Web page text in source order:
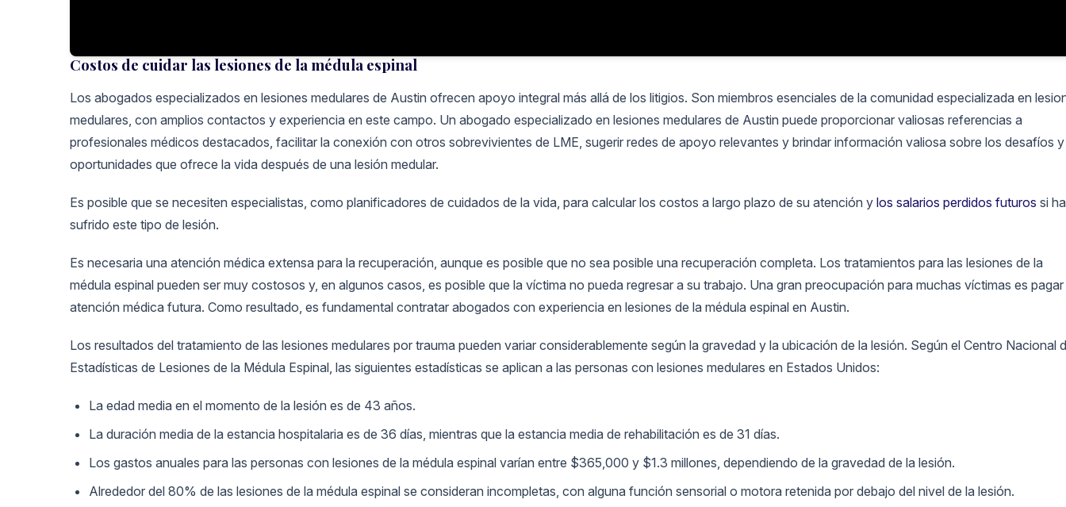
Costos de cuidar las lesiones de la médula espinal
Los abogados especializados en lesiones medulares de Austin ofrecen apoyo integral más allá de los litigios. Son miembros esenciales de la comunidad especializada en
medulares, con amplios contactos y experiencia en este campo. Un abogado especializado en lesiones medulares de Austin puede proporcionar valiosas referencias a
profesionales médicos destacados, facilitar la conexión con otros sobrevivientes de LME, sugerir redes de apoyo relevantes y brindar información valiosa sobre los desafíos
oportunidades que ofrece la vida después de una lesión medular.
Es posible que se necesiten especialistas, como planificadores de cuidados de la vida, para calcular los costos a largo plazo de su atención y los salarios perdidos futuros si ha
sufrido este tipo de lesión.
Es necesaria una atención médica extensa para la recuperación, aunque es posible que no sea posible una recuperación completa. Los tratamientos para las lesiones de la
médula espinal pueden ser muy costosos y, en algunos casos, es posible que la víctima no pueda regresar a su trabajo. Una gran preocupación para muchas víctimas es pagar
atención médica futura. Como resultado, es fundamental contratar abogados con experiencia en lesiones de la médula espinal en Austin.
Los resultados del tratamiento de las lesiones medulares por trauma pueden variar considerablemente según la gravedad y la ubicación de la lesión. Según el Centro Nacional
Estadísticas de Lesiones de la Médula Espinal, las siguientes estadísticas se aplican a las personas con lesiones medulares en Estados Unidos:
La edad media en el momento de la lesión es de 43 años.
La duración media de la estancia hospitalaria es de 36 días, mientras que la estancia media de rehabilitación es de 31 días.
Los gastos anuales para las personas con lesiones de la médula espinal varían entre $365,000 y $1.3 millones, dependiendo de la gravedad de la lesión.
Alrededor del 80% de las lesiones de la médula espinal se consideran incompletas, con alguna función sensorial o motora retenida por debajo del nivel de la lesión.